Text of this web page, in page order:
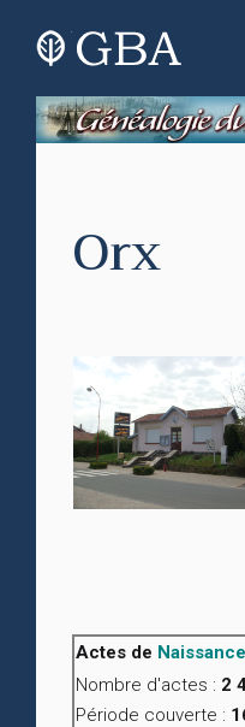
Orx
Actes de
Nombre d'actes : 2
Période couverte :